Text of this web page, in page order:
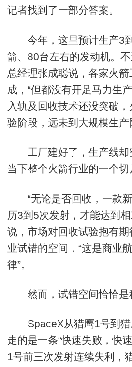
记者找到了一部分答案。
今年，这里预计生产3到
箭、80台左右的发动机。
总经理张成聪说，各家火箭
成，“但都没有开足马力生
入轨及回收技术还没突破
验阶段，远未到大规模生产
工厂建好了，生产线
当下整个火箭行业的一个切
“无论是否回收，一款新
历3到5次发射，才能达到
说，市场对回收试验抱有
业试错的空间，“这是商业
律”。
然而，试错空间恰恰是
SpaceX从猎鹰1号到猎
走的是一条“快速失败，快
1号前三次发射连续失利，